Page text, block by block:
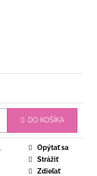
DO KOŠÍKA
Opýtať sa
Strážiť
Zdieľať